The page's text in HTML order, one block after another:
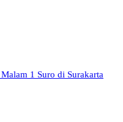
1 Suro di Surakarta